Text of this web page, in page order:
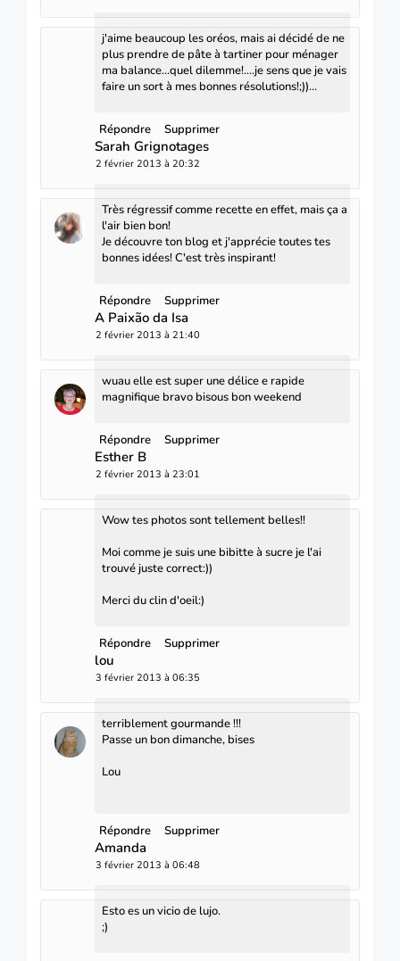
j'aime beaucoup les oréos, mais ai décidé de ne
plus prendre de pâte à tartiner pour ménager
ma balance...quel dilemme!....je sens que je vais
faire un sort à mes bonnes résolutions!;))...
Répondre Supprimer
Sarah Grignotages
2 février 2013 à 20:32
Très régressif comme recette en effet, mais ça a
l'air bien bon!
Je découvre ton blog et j'apprécie toutes tes
bonnes idées! C'est très inspirant!
Répondre Supprimer
A Paixão da Isa
2 février 2013 à 21:40
wuau elle est super une délice e rapide
magnifique bravo bisous bon weekend
Répondre Supprimer
Esther B
2 février 2013 à 23:01
Wow tes photos sont tellement belles!!
Moi comme je suis une bibitte à sucre je l'ai
trouvé juste correct:))
Merci du clin d'oeil:)
Répondre Supprimer
lou
3 février 2013 à 06:35
terriblement gourmande !!!
Passe un bon dimanche, bises
Lou
Répondre Supprimer
Amanda
3 février 2013 à 06:48
Esto es un vicio de lujo.
;)